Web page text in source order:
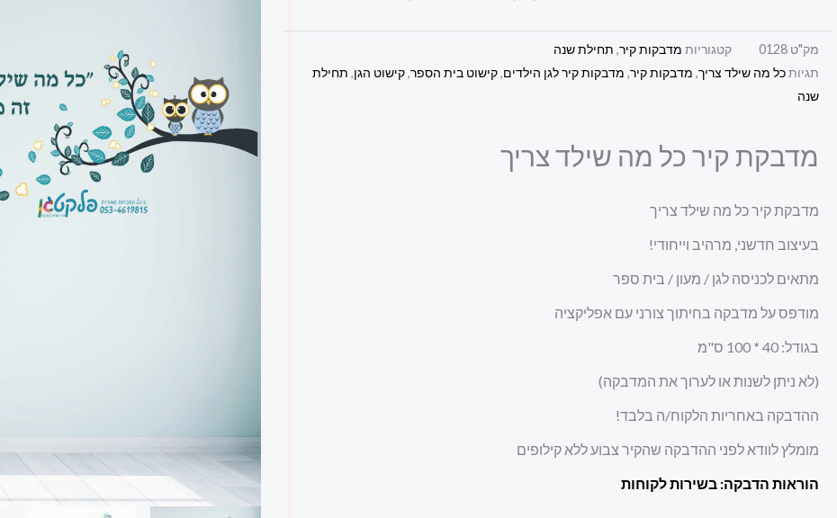
מק"ט 0128 קטגוריות מדבקות קיר, תחילת שנה
תגיותכל מה שילד צריך, מדבקות קיר, מדבקות קיר לגן הילדים,קישוט בית הספר,קישוט הגן, תחילת
שנה
מדבקת קיר כל מה שילד צריך
מדבקת קיר כל מה שילד צריך
בעיצוב חדשני, מרהיב וייחודי!
מתאים לכניסה לגן / מעון / בית ספר
מודפס על מדבקה בחיתוך צורני עם אפליקציה
בגודל: 40
*
(לא ניתן לשנות או לערוך את המדבקה)
ההדבקה באחריות הלקוח/ה בלבד!
מומלץ לוודא לפני ההדבקה שהקיר צבוע ללא קילופים
הוראות הדבקה: בשירות לקוחות